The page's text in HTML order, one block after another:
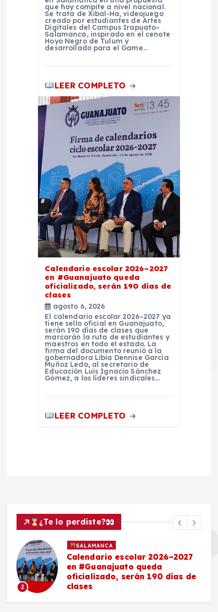
que hoy compite a nivel nacional.
Se trata de Xibal-Ha, videojuego
creado por estudiantes de Artes
Digitales del Campus Irapuato–
Salamanca, inspirado en el cenote
Hoyo Negro de Tulum y
desarrollado para el Game…
LEER COMPLETO
Calendario escolar 2026–2027
en #Guanajuato queda
oficializado, serán 190 días de
clases
agosto 6, 2026
El calendario escolar 2026–2027 ya
tiene sello oficial en Guanajuato,
serán 190 días de clases que
marcarán la ruta de estudiantes y
maestros en todo el estado. La
firma del documento reunió a la
gobernadora Libia Dennise García
Muñoz Ledo, al secretario de
Educación Luis Ignacio Sánchez
Gómez, a los líderes sindicales…
LEER COMPLETO
¿Te lo perdiste?
2
SALAMANCA
Calendario escolar 2026–2027
en #Guanajuato queda
oficializado, serán 190 días de
clases